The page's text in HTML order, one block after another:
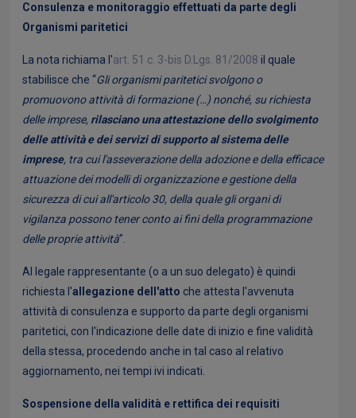
Consulenza e monitoraggio effettuati da parte degli
Organismi paritetici
La nota richiama l'art. 51 c. 3-bis D.Lgs. 81/2008 il quale
stabilisce che “Gli organismi paritetici svolgono o
promuovono attività di formazione (…) nonché, su richiesta
delle imprese, rilasciano una attestazione dello svolgimento
delle attività e dei servizi di supporto al sistema delle
imprese, tra cui l'asseverazione della adozione e della efficace
attuazione dei modelli di organizzazione e gestione della
sicurezza di cui all'articolo 30, della quale gli organi di
vigilanza possono tener conto ai fini della programmazione
delle proprie attività”.
Al legale rappresentante (o a un suo delegato) è quindi
richiesta l'allegazione dell'atto che attesta l'avvenuta
attività di consulenza e supporto da parte degli organismi
paritetici, con l'indicazione delle date di inizio e fine validità
della stessa, procedendo anche in tal caso al relativo
aggiornamento, nei tempi ivi indicati.
Sospensione della validità e rettifica dei requisiti